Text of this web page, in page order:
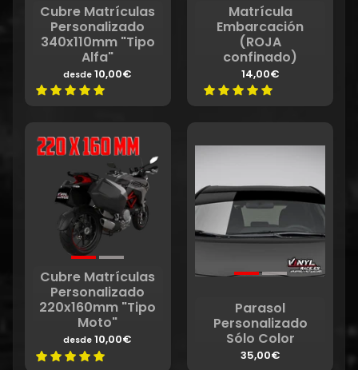
Cubre Matrículas
Personalizado
340x110mm "Tipo
Alfa"
desde 10,00€
Matrícula
Embarcación
(ROJA
confinado)
14,00€
Cubre Matrículas
Personalizado
220x160mm "Tipo
Moto"
desde 10,00€
Parasol
Personalizado
Sólo Color
35,00€